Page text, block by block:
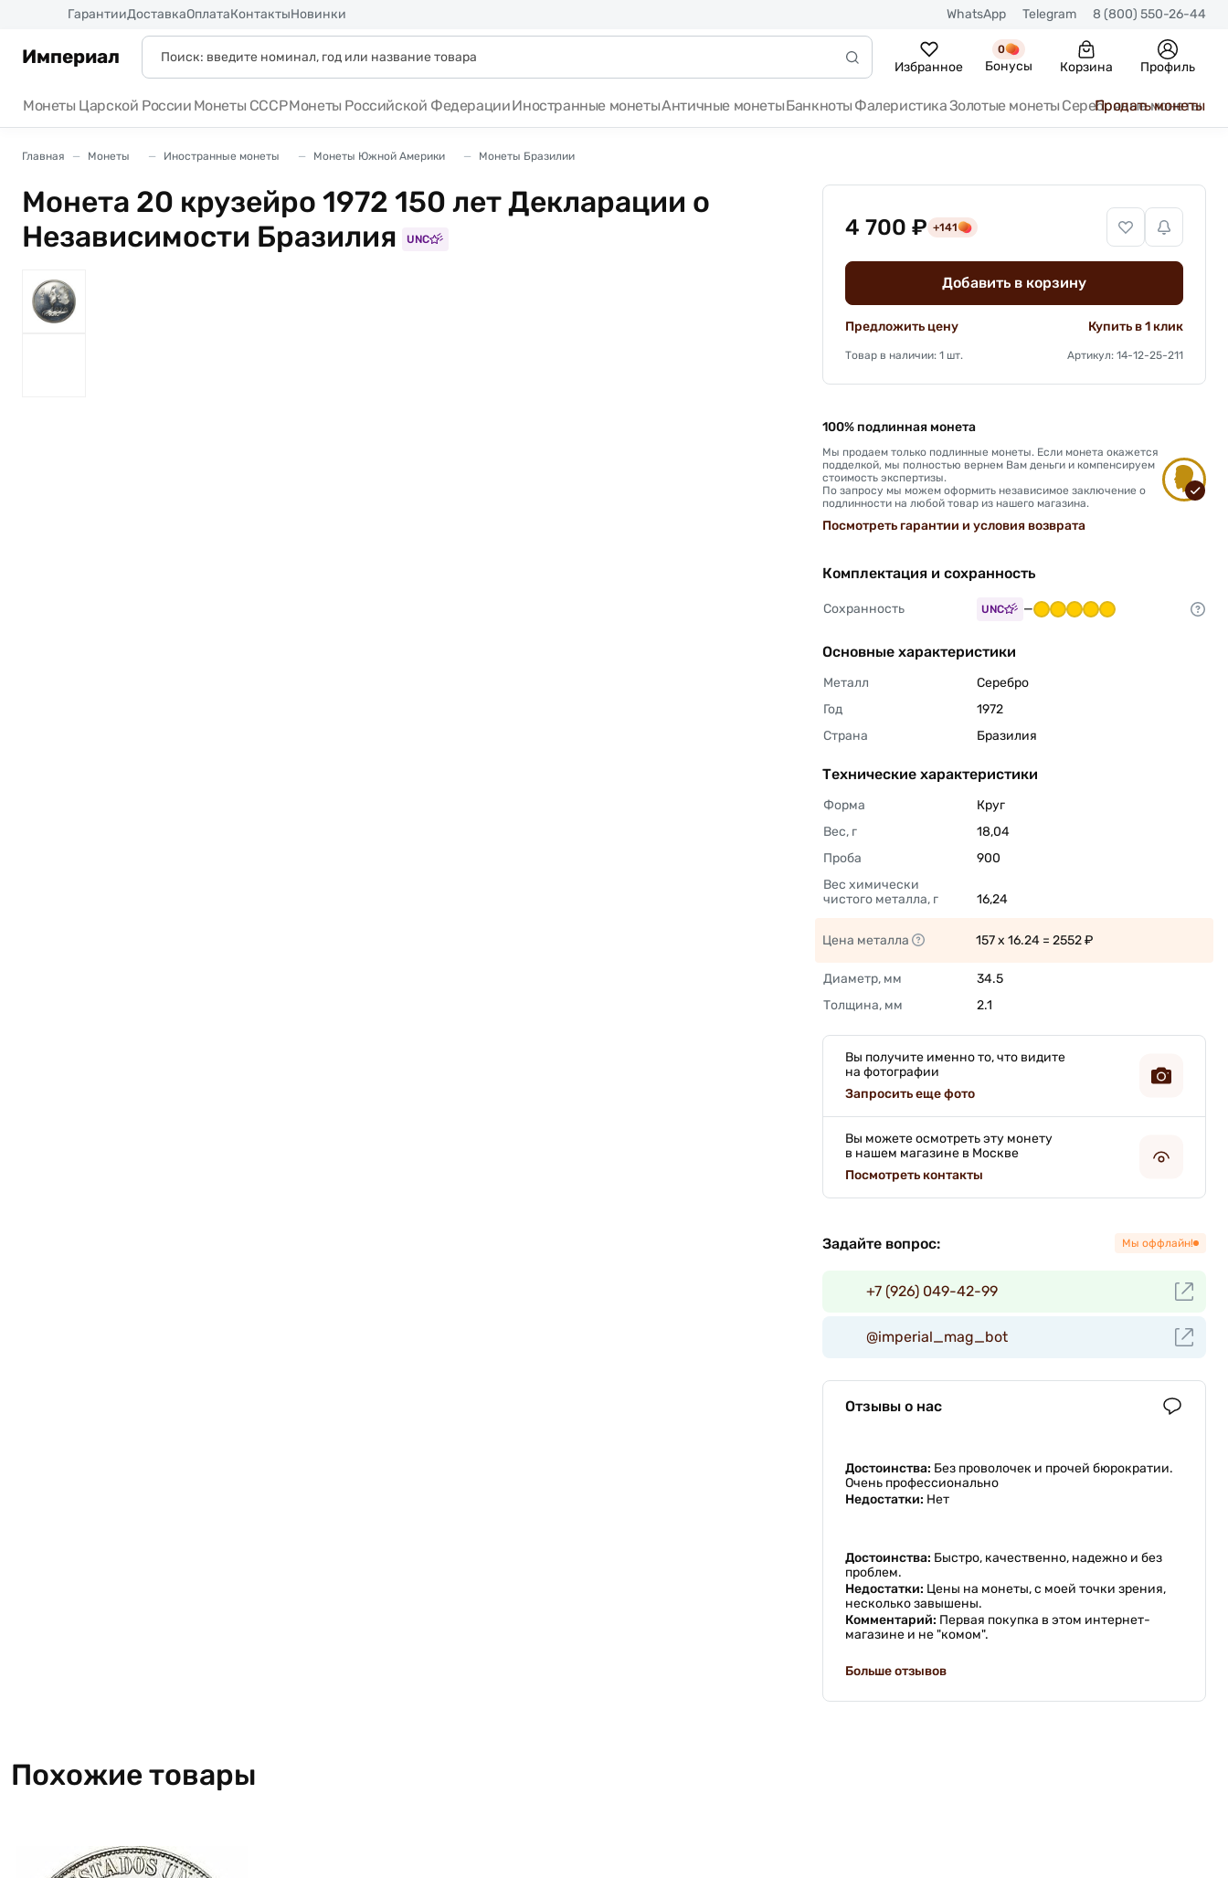
ГарантииДоставкаОплатаКонтактыНовинки WhatsApp Telegram 8 (800) 550-26-44
Империал Избранное
0
Бонусы Корзина Профиль
Монеты Царской России Монеты СССРМонеты Российской ФедерацииИностранные монетыАнтичные монетыБанкноты ФалеристикаЗолотые монеты Серебряные монеты
Продать монеты
Главная Монеты Иностранные монеты Монеты Южной Америки Монеты Бразилии
Монета 20 крузейро 1972 150 лет Декларации о
Независимости Бразилия
UNC 4 700 ₽ +141
Добавить в корзину
Предложить цену Купить в 1 клик
Товар в наличии: 1 шт. Артикул: 14-12-25-211
100% подлинная монета
Мы продаем только подлинные монеты. Если монета окажется
подделкой, мы полностью вернем Вам деньги и компенсируем
стоимость экспертизы.
По запросу мы можем оформить независимое заключение о
подлинности на любой товар из нашего магазина.
Посмотреть гарантии и условия возврата
Комплектация и сохранность
Сохранность UNC —
Основные характеристики
Металл
Серебро
Год
1972
Страна
Бразилия
Технические характеристики
Форма
Круг
Вес, г
18,04
Проба
900
Вес химически
чистого металла, г
16,24
Цена металла 157 x 16.24 = 2552 ₽
Диаметр, мм
34.5
Толщина, мм
2.1
Вы получите именно то, что видите
на фотографии
Запросить еще фото
Вы можете осмотреть эту монету
в нашем магазине в Москве
Посмотреть контакты
Задайте вопрос: Мы оффлайн!
+7 (926) 049-42-99
@imperial_mag_bot
Отзывы о нас
Достоинства: Без проволочек и прочей бюрократии.
Очень профессионально
Недостатки: Нет
Достоинства: Быстро, качественно, надежно и без
проблем.
Недостатки: Цены на монеты, с моей точки зрения,
несколько завышены.
Комментарий: Первая покупка в этом интернет-
магазине и не "комом".
Больше отзывов
Похожие товары